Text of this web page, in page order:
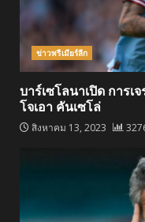
ข่าวพรีเมียร์ลีก
บาร์เซโลนาเปิด การ
โจเอา คันเซโล่
สิงหาคม 13, 2023